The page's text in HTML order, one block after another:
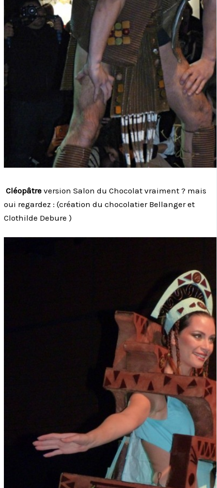
Cléopâtre version Salon du Chocolat vraiment ? mais
oui regardez : (création du chocolatier Bellanger et
Clothilde Debure )